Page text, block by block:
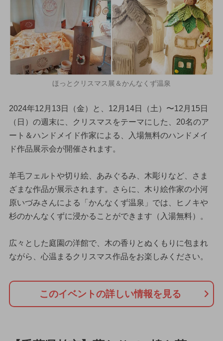
ほっとクリスマス展＆かんなくず温泉
2024年12月13日（金）と、12月14日（土）〜12月15日
（日）の週末に、クリスマスをテーマにした、20名のア
ート＆ハンドメイド作家による、入場無料のハンドメイ
ド作品展示会が開催されます。
羊毛フェルトや切り絵、あみぐるみ、木彫りなど、さま
ざまな作品が展示されます。さらに、木り絵作家の小河
原いづみさんによる「かんなくず温泉」では、ヒノキや
杉のかんなくずに浸かることができます（入湯無料）。
広々とした庭園の洋館で、木の香りとぬくもりに包まれ
ながら、心温まるクリスマス作品をお楽しみください。
このイベントの詳しい情報を見る